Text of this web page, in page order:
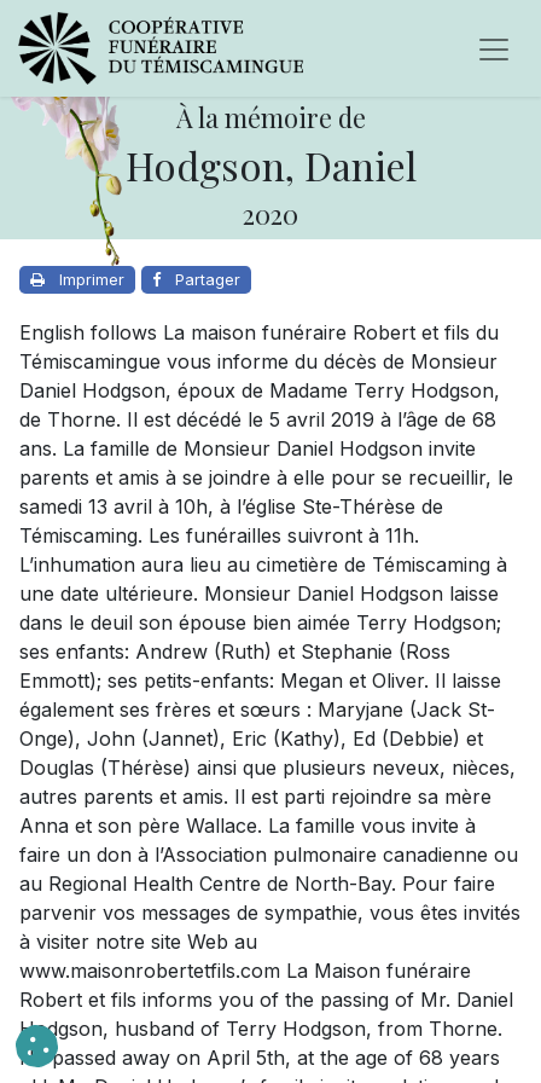
À la mémoire de
Hodgson, Daniel
2020
Imprimer Partager
English follows La maison funéraire Robert et fils du
Témiscamingue vous informe du décès de Monsieur
Daniel Hodgson, époux de Madame Terry Hodgson,
de Thorne. Il est décédé le 5 avril 2019 à l’âge de 68
ans. La famille de Monsieur Daniel Hodgson invite
parents et amis à se joindre à elle pour se recueillir, le
samedi 13 avril à 10h, à l’église Ste-Thérèse de
Témiscaming. Les funérailles suivront à 11h.
L’inhumation aura lieu au cimetière de Témiscaming à
une date ultérieure. Monsieur Daniel Hodgson laisse
dans le deuil son épouse bien aimée Terry Hodgson;
ses enfants: Andrew (Ruth) et Stephanie (Ross
Emmott); ses petits-enfants: Megan et Oliver. Il laisse
également ses frères et sœurs : Maryjane (Jack St-
Onge), John (Jannet), Eric (Kathy), Ed (Debbie) et
Douglas (Thérèse) ainsi que plusieurs neveux, nièces,
autres parents et amis. Il est parti rejoindre sa mère
Anna et son père Wallace. La famille vous invite à
faire un don à l’Association pulmonaire canadienne ou
au Regional Health Centre de North-Bay. Pour faire
parvenir vos messages de sympathie, vous êtes invités
à visiter notre site Web au
www.maisonrobertetfils.com La Maison funéraire
Robert et fils informs you of the passing of Mr. Daniel
Hodgson, husband of Terry Hodgson, from Thorne.
He passed away on April 5th, at the age of 68 years